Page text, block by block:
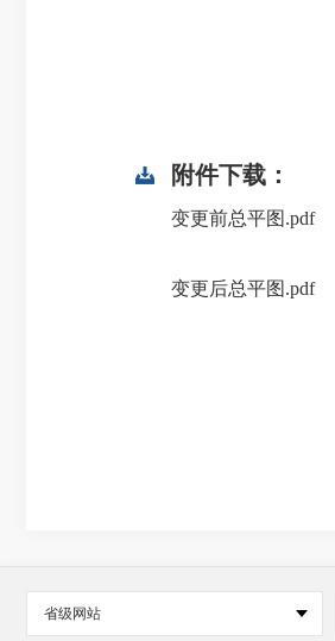
附件下载：
变更前总平图.pdf
变更后总平图.pdf
省级网站